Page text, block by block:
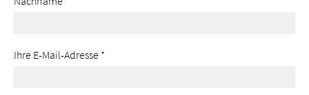
Ihre E-Mail-Adresse *